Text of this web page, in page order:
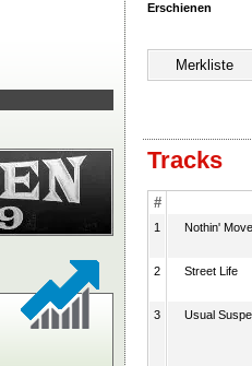
Erschienen
Tracks
#
1 Nothin'
2 Street Life
3 Usual